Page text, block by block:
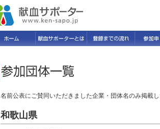
名前公表にご賛同いただきました企業・団体名のみ掲載
和歌山県